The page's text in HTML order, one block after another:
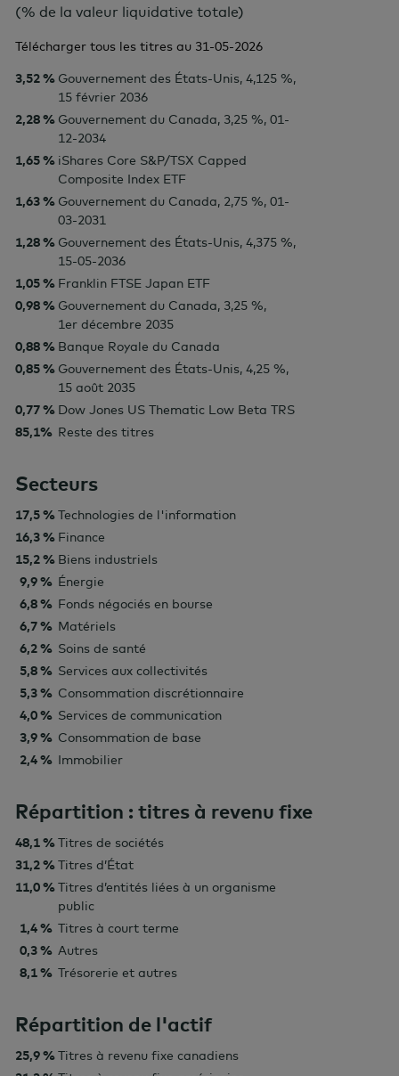
(% de la valeur liquidative totale)
Télécharger tous les titres au 31-05-2026
3,52 % Gouvernement des États-Unis, 4,125 %,
15 février 2036
2,28 % Gouvernement du Canada, 3,25 %, 01-
12-2034
1,65 % iShares Core S&P/TSX Capped
Composite Index ETF
1,63 % Gouvernement du Canada, 2,75 %, 01-
03-2031
1,28 % Gouvernement des États-Unis, 4,375 %,
15-05-2036
1,05 % Franklin FTSE Japan ETF
0,98 % Gouvernement du Canada, 3,25 %,
1er décembre 2035
0,88 % Banque Royale du Canada
0,85 % Gouvernement des États-Unis, 4,25 %,
15 août 2035
0,77 % Dow Jones US Thematic Low Beta TRS
85,1% Reste des titres
Secteurs
17,5 %Technologies de l'information
16,3 % Finance
15,2 % Biens industriels
9,9 % Énergie
6,8 % Fonds négociés en bourse
6,7 % Matériels
6,2 % Soins de santé
5,8 % Services aux collectivités
5,3 % Consommation discrétionnaire
4,0 % Services de communication
3,9 % Consommation de base
2,4 % Immobilier
Répartition : titres à revenu fixe
48,1 %Titres de sociétés
31,2 %Titres d’État
11,0 %Titres d’entités liées à un organisme
public
1,4 % Titres à court terme
0,3 % Autres
8,1 % Trésorerie et autres
Répartition de l'actif
25,9 %Titres à revenu fixe canadiens